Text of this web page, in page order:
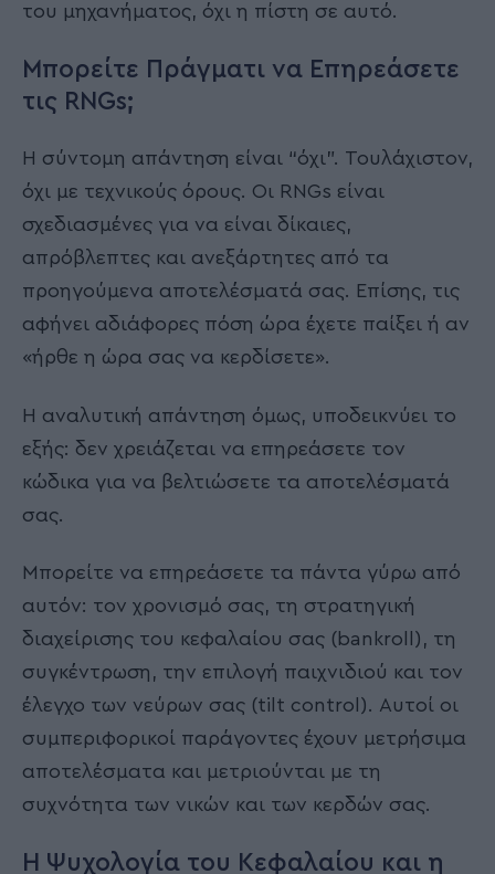
του μηχανήματος, όχι η πίστη σε αυτό.
Μπορείτε Πράγματι να Επηρεάσετε
τις RNGs;
Η σύντομη απάντηση είναι “όχι”. Τουλάχιστον,
όχι με τεχνικούς όρους. Οι RNGs είναι
σχεδιασμένες για να είναι δίκαιες,
απρόβλεπτες και ανεξάρτητες από τα
προηγούμενα αποτελέσματά σας. Επίσης, τις
αφήνει αδιάφορες πόση ώρα έχετε παίξει ή αν
«ήρθε η ώρα σας να κερδίσετε».
Η αναλυτική απάντηση όμως, υποδεικνύει το
εξής: δεν χρειάζεται να επηρεάσετε τον
κώδικα για να βελτιώσετε τα αποτελέσματά
σας.
Μπορείτε να επηρεάσετε τα πάντα γύρω από
αυτόν: τον χρονισμό σας, τη στρατηγική
διαχείρισης του κεφαλαίου σας (bankroll), τη
συγκέντρωση, την επιλογή παιχνιδιού και τον
έλεγχο των νεύρων σας (tilt control). Αυτοί οι
συμπεριφορικοί παράγοντες έχουν μετρήσιμα
αποτελέσματα και μετριούνται με τη
συχνότητα των νικών και των κερδών σας.
Η Ψυχολογία του Κεφαλαίου και η